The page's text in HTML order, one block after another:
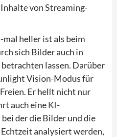
von Streaming-
mal heller ist als beim
sich Bilder auch in
lassen. Darüber
Vision-Modus für
Er hellt nicht nur
auch eine KI-
der die Bilder und die
analysiert werden,